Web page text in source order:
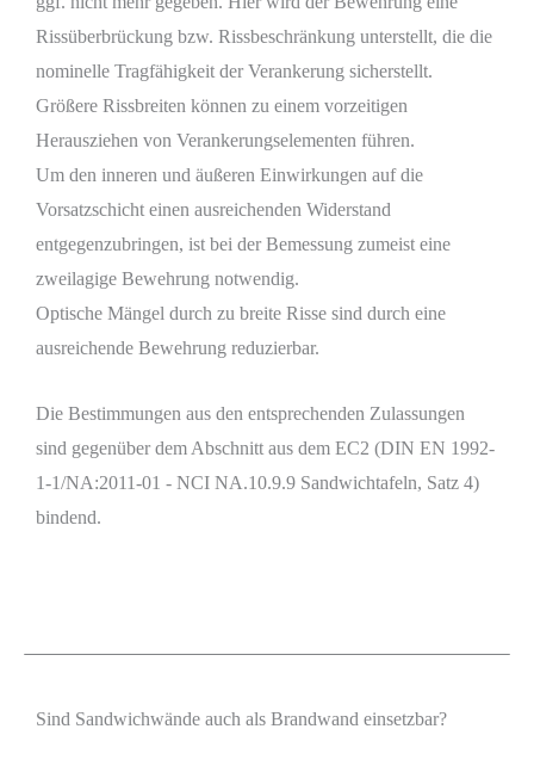
Rissüberbrückung bzw. Rissbeschränkung unterstellt, die die
nominelle Tragfähigkeit der Verankerung sicherstellt.
Größere Rissbreiten können zu einem vorzeitigen
Herausziehen von Verankerungselementen führen.
Um den inneren und äußeren Einwirkungen auf die
Vorsatzschicht einen ausreichenden Widerstand
entgegenzubringen, ist bei der Bemessung zumeist eine
zweilagige Bewehrung notwendig.
Optische Mängel durch zu breite Risse sind durch eine
ausreichende Bewehrung reduzierbar.
Die Bestimmungen aus den entsprechenden Zulassungen
sind gegenüber dem Abschnitt aus dem EC2 (DIN EN 1992-
1-1/NA:2011-01 - NCI NA.10.9.9 Sandwichtafeln, Satz 4)
bindend.
Sind Sandwichwände auch als Brandwand einsetzbar?